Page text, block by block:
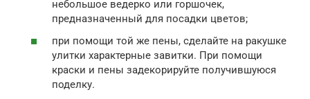
небольшое ведерко или горшочек,
предназначенный для посадки цветов;
при помощи той же пены, сделайте на ракушке
улитки характерные завитки. При помощи
краски и пены задекорируйте получившуюся
поделку.